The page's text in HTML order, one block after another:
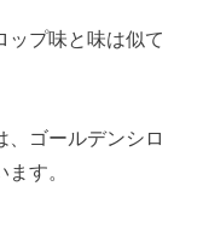
ップ味と味は似て
、ゴールデンシロ
す。